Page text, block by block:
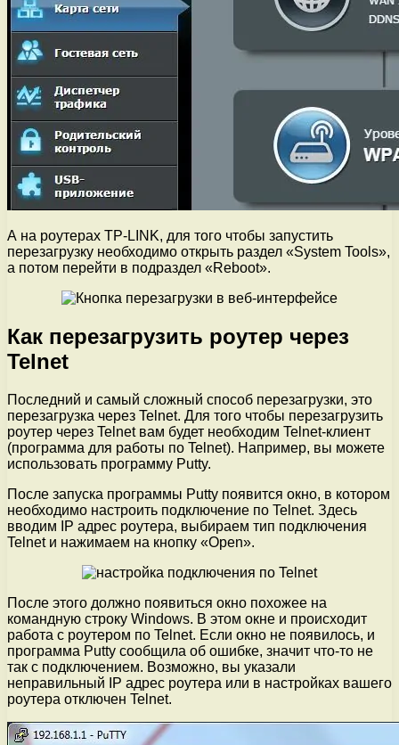
А на роутерах TP-LINK, для того чтобы запустить
перезагрузку необходимо открыть раздел «System Tools»,
а потом перейти в подраздел «Reboot».
Как перезагрузить роутер через
Telnet
Последний и самый сложный способ перезагрузки, это
перезагрузка через Telnet. Для того чтобы перезагрузить
роутер через Telnet вам будет необходим Telnet-клиент
(программа для работы по Telnet). Например, вы можете
использовать программу Putty.
После запуска программы Putty появится окно, в котором
необходимо настроить подключение по Telnet. Здесь
вводим IP адрес роутера, выбираем тип подключения
Telnet и нажимаем на кнопку «Open».
После этого должно появиться окно похожее на
командную строку Windows. В этом окне и происходит
работа с роутером по Telnet. Если окно не появилось, и
программа Putty сообщила об ошибке, значит что-то не
так с подключением. Возможно, вы указали
неправильный IP адрес роутера или в настройках вашего
роутера отключен Telnet.